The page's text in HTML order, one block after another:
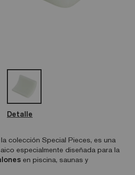
Detalle
colección Special Pieces, es una
especialmente diseñada para la
en piscina, saunas y